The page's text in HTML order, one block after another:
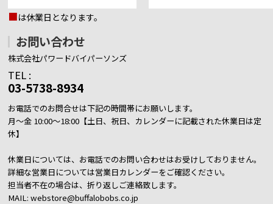
■は休業日となります。
お問い合わせ
株式会社パワードバイパーソンズ
TEL :
03-5738-8934
お電話でのお問合せは下記の時間帯にお願いします。
月～金 10:00～18:00【土日、祝日、カレンダーに記載された休業日は定
休】
休業日については、お電話でのお問い合わせはお受けしておりません。
詳細な営業日については営業日カレンダーをご確認ください。
担当者不在の場合は、折り返しご連絡致します。
MAIL: webstore@buffalobobs.co.jp